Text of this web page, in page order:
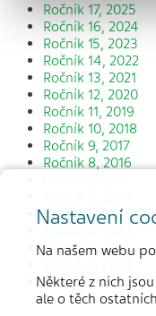
Ročník 17, 2025
Ročník 16, 2024
Ročník 15, 2023
Ročník 14, 2022
Ročník 13, 2021
Ročník 12, 2020
Ročník 11, 2019
Ročník 10, 2018
Ročník 9, 2017
Ročník 8, 2016
Ročník 5, 2013
Ročník 3, 2011
Ročník 1, 2009
Nastavení
Na našem webu
Některé z nich
ale o těch